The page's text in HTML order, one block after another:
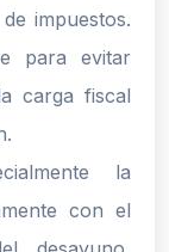
impuestos.
para evitar
carga fiscal
la
con el